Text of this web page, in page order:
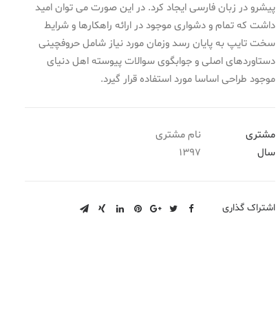
پیشرو در زبان فارسی ایجاد کرد. در این صورت می توان امید
داشت که تمام و دشواری موجود در ارائه راهکارها و شرایط
سخت تایپ به پایان رسد وزمان مورد نیاز شامل حروفچینی
دستاوردهای اصلی و جوابگوی سوالات پیوسته اهل دنیای
موجود طراحی اساسا مورد استفاده قرار گیرد.
مشتری
نام مشتری
سال
1397
اشتراک گذاری